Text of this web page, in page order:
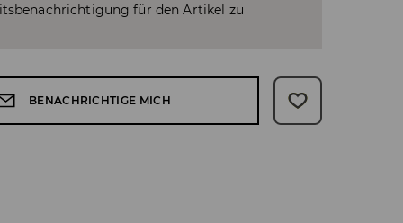
für den Artikel zu
BENACHRICHTIGE MICH